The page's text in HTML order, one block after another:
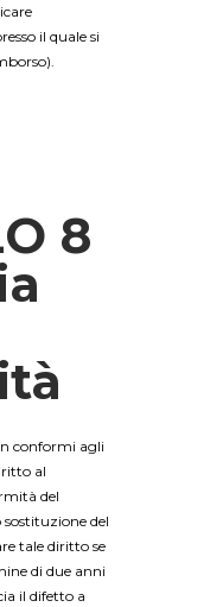
il quale si
8
conformi agli
al
del
del
tale diritto se
di due anni
il difetto a